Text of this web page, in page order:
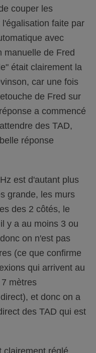
couper les
faite par
avec
manuelle de Fred
était clairement la
car une fois
de Fred sur
a commencé
des TAD,
réponse
est d'autant plus
grande, les murs
des 2 côtés, le
y a au moins 3 ou
on n'est pas
(ce que confirme
qui arrivent au
mètres
et donc on a
des TAD qui est
clairement réglé